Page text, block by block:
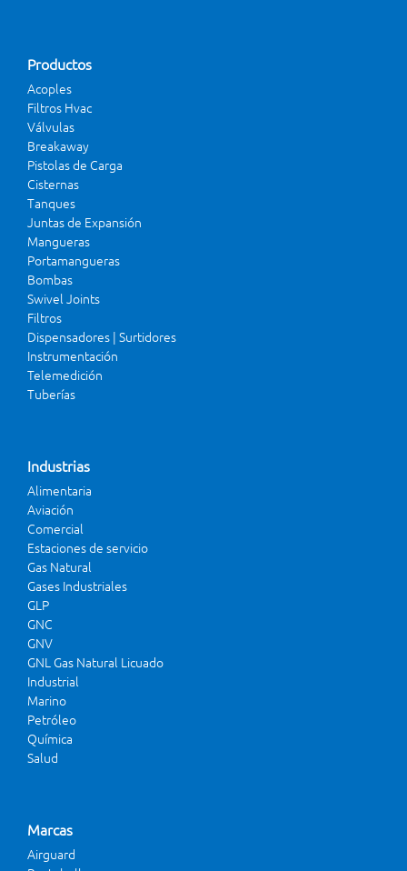
Productos
Acoples
Filtros Hvac
Válvulas
Breakaway
Pistolas de Carga
Cisternas
Tanques
Juntas de Expansión
Mangueras
Portamangueras
Bombas
Swivel Joints
Filtros
Dispensadores | Surtidores
Instrumentación
Telemedición
Tuberías
Industrias
Alimentaria
Aviación
Comercial
Estaciones de servicio
Gas Natural
Gases Industriales
GLP
GNC
GNV
GNL Gas Natural Licuado
Industrial
Marino
Petróleo
Química
Salud
Marcas
Airguard